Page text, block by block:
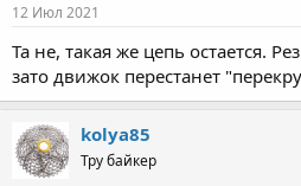
12 Июл 2021
Та не, такая же цепь остается.
зато движок перестанет
kolya85
Тру байкер